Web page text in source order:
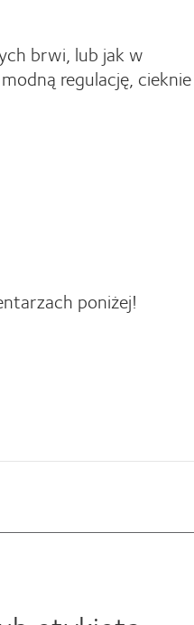
brwi, lub jak w
regulację, cieknie
poniżej!